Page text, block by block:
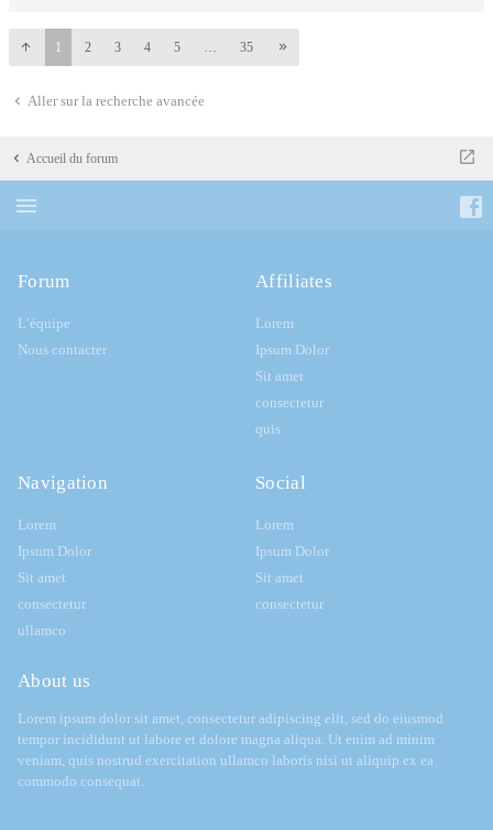
1 2 3 4 5 … 35
Aller sur la recherche avancée
Accueil du forum
Forum
L’équipe
Nous contacter
Affiliates
Lorem
Ipsum Dolor
Sit amet
consectetur
quis
Navigation
Lorem
Ipsum Dolor
Sit amet
consectetur
ullamco
Social
Lorem
Ipsum Dolor
Sit amet
consectetur
About us
Lorem ipsum dolor sit amet, consectetur adipiscing elit, sed do eiusmod
tempor incididunt ut labore et dolore magna aliqua. Ut enim ad minim
veniam, quis nostrud exercitation ullamco laboris nisi ut aliquip ex ea
commodo consequat.